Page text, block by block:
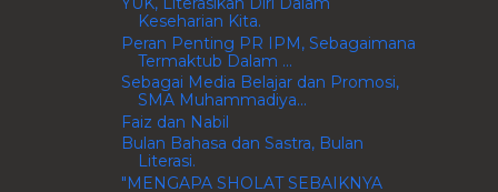
Keseharian Kita.
Peran Penting PR IPM, Sebagaimana
Termaktub Dalam ...
Sebagai Media Belajar dan Promosi,
SMA Muhammadiya...
Faiz dan Nabil
Bulan Bahasa dan Sastra, Bulan
Literasi.
"MENGAPA SHOLAT SEBAIKNYA